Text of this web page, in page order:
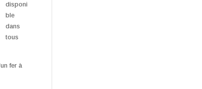
disponi
ble
dans
tous
fer à